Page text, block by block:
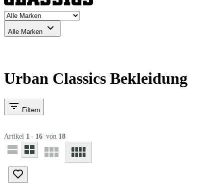
Alle Marken
Urban Classics Bekleidung
Filtern
Artikel 1 - 16 von 18